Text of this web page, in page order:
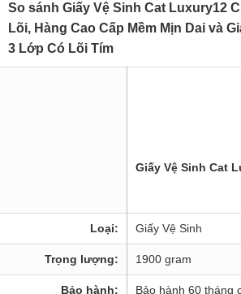
So sánh Giấy Vệ Sinh Cat Luxury12
Lõi, Hàng Cao Cấp Mềm Mịn Dai và
3 Lớp Có Lõi Tím
Giấy Vệ Sinh Cat
Loại: Giấy Vệ Sinh
Trọng lượng: 1900 gram
Bảo hành: Bảo hành 60 tháng